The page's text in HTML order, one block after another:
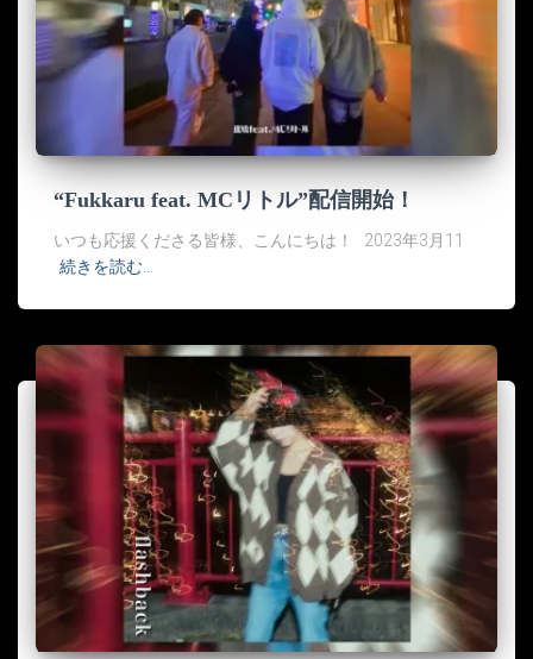
“Fukkaru feat. MCリトル”配信開始！
いつも応援くださる皆様、こんにちは！ 2023年3月11
続きを読む…